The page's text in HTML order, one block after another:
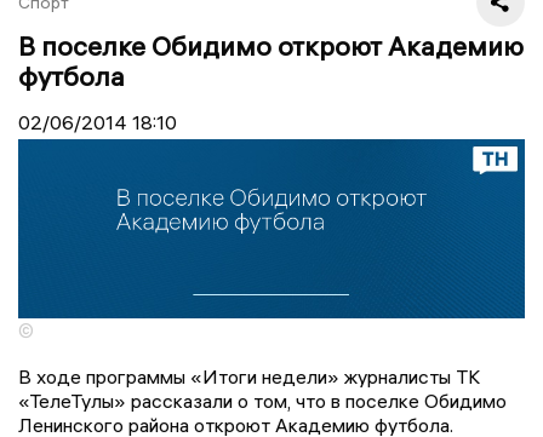
В поселке Обидимо откроют Академию
футбола
02/06/2014 18:10
©
В ходе программы «Итоги недели» журналисты ТК
«ТелеТулы» рассказали о том, что в поселке Обидимо
Ленинского района откроют Академию футбола.